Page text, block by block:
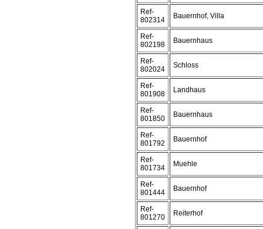
Ref-
802314
Bauernhof, Villa
Ref-
802198
Bauernhaus
Ref-
802024
Schloss
Ref-
801908
Landhaus
Ref-
801850
Bauernhaus
Ref-
801792
Bauernhof
Ref-
801734
Muehle
Ref-
801444
Bauernhof
Ref-
801270
Reiterhof